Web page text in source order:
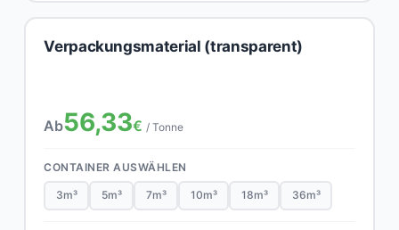
Verpackungsmaterial (transparent)
Ab56,33€ / Tonne
CONTAINER AUSWÄHLEN
3m³ 5m³ 7m³ 10m³ 18m³ 36m³